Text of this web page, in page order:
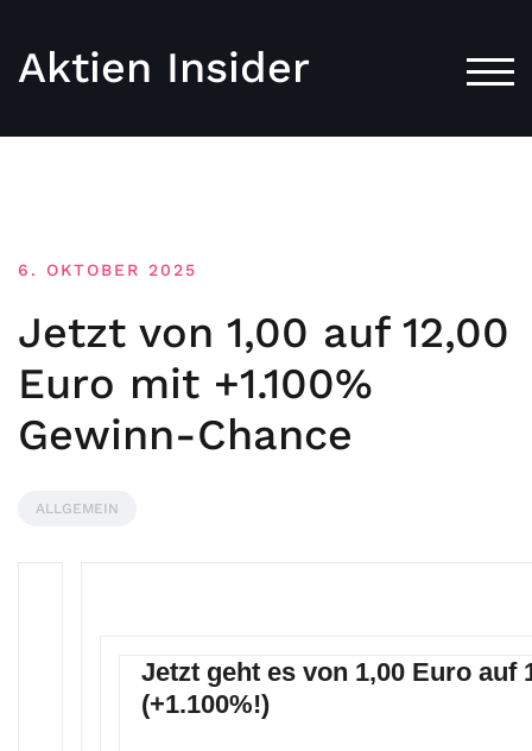
Aktien Insider
6. OKTOBER 2025
Jetzt von 1,00 auf 12,00
Euro mit +1.100%
Gewinn-Chance
ALLGEMEIN
Jetzt geht es von 1,00 Euro auf
(+1.100%!)